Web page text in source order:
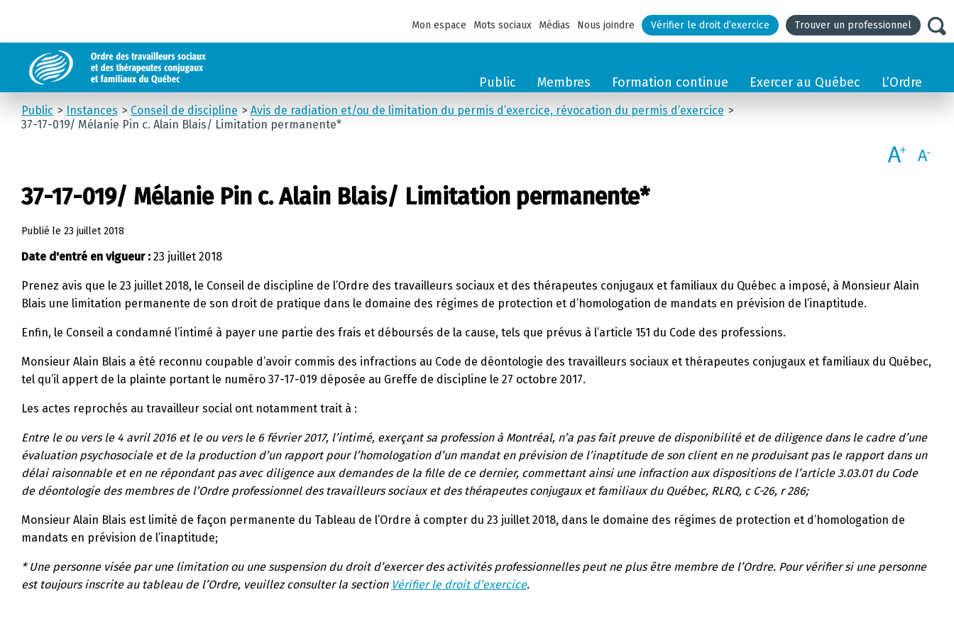
Mon espace Mots sociaux Médias Nous joindre Vérifier le droit d’exercice Trouver un professionnel
Public Membres Formation continue Exercer au Québec L’Ordre
Public Instances Conseil de discipline
Avis de radiation et/ou de limitation du permis d’exercice, révocation du permis d’exercice
37-17-019/ Mélanie Pin c. Alain Blais/ Limitation permanente*
37-17-019/ Mélanie Pin c. Alain Blais/ Limitation permanente*
Publié le 23 juillet 2018
Date d'entré en vigueur : 23 juillet 2018
Prenez avis que le 23 juillet 2018, le Conseil de discipline de l’Ordre des travailleurs sociaux et des thérapeutes conjugaux et familiaux du Québec a imposé, à Monsieur Alain
Blais une limitation permanente de son droit de pratique dans le domaine des régimes de protection et d’homologation de mandats en prévision de l’inaptitude.
Enfin, le Conseil a condamné l’intimé à payer une partie des frais et déboursés de la cause, tels que prévus à l’article 151 du Code des professions.
Monsieur Alain Blais a été reconnu coupable d’avoir commis des infractions au Code de déontologie des travailleurs sociaux et thérapeutes conjugaux et familiaux du Québec,
tel qu’il appert de la plainte portant le numéro 37-17-019 déposée au Greffe de discipline le 27 octobre 2017.
Les actes reprochés au travailleur social ont notamment trait à :
Entre le ou vers le 4 avril 2016 et le ou vers le 6 février 2017, l’intimé, exerçant sa profession à Montréal, n’a pas fait preuve de disponibilité et de diligence dans le cadre d’une
évaluation psychosociale et de la production d’un rapport pour l’homologation d’un mandat en prévision de l’inaptitude de son client en ne produisant pas le rapport dans un
délai raisonnable et en ne répondant pas avec diligence aux demandes de la fille de ce dernier, commettant ainsi une infraction aux dispositions de l’article 3.03.01 du Code
de déontologie des membres de l’Ordre professionnel des travailleurs sociaux et des thérapeutes conjugaux et familiaux du Québec, RLRQ, c C-26, r 286;
Monsieur Alain Blais est limité de façon permanente du Tableau de l’Ordre à compter du 23 juillet 2018, dans le domaine des régimes de protection et d’homologation de
mandats en prévision de l’inaptitude;
* Une personne visée par une limitation ou une suspension du droit d’exercer des activités professionnelles peut ne plus être membre de l’Ordre. Pour vérifier si une personne
est toujours inscrite au tableau de l’Ordre, veuillez consulter la section Vérifier le droit d’exercice.